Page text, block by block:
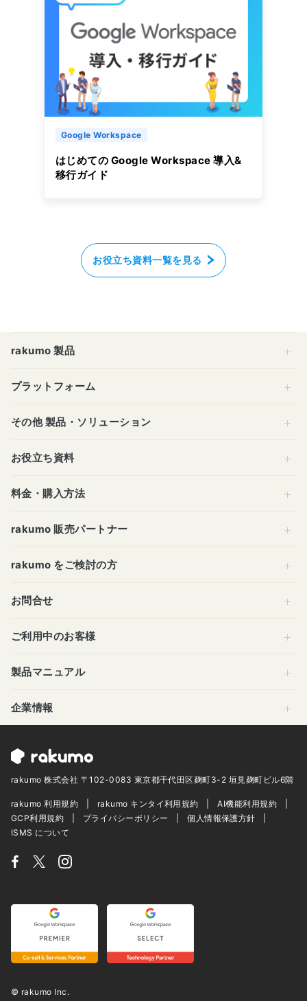
Google Workspace
はじめての Google Workspace 導入&
移行ガイド
お役立ち資料一覧を見る
rakumo 製品
プラットフォーム
その他 製品・ソリューション
お役立ち資料
料金・購入方法
rakumo 販売パートナー
rakumo をご検討の方
お問合せ
ご利用中のお客様
製品マニュアル
企業情報
rakumo 株式会社 〒102-0083 東京都千代田区麹町3-2 垣見麹町ビル6階
rakumo 利用規約 rakumo キンタイ利用規約
AI機能利用規約
GCP利用規約
プライバシーポリシー
個人情報保護方針
ISMS について
© rakumo Inc.